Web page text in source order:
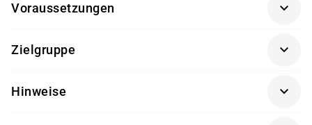
Voraussetzungen
nötig.
Zielgruppe
Hinweise